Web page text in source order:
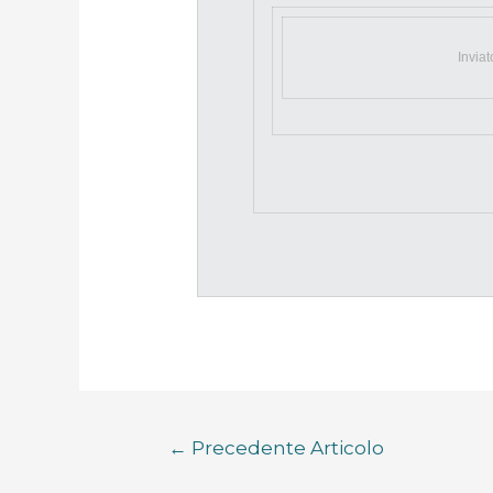
← Precedente Articolo